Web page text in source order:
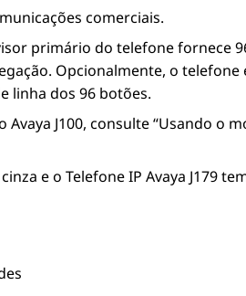
comerciais.
primário do telefone fornece
Opcionalmente, o
linha dos 96 botões.
Avaya J100, consulte “Usando o
e o Telefone IP Avaya J179